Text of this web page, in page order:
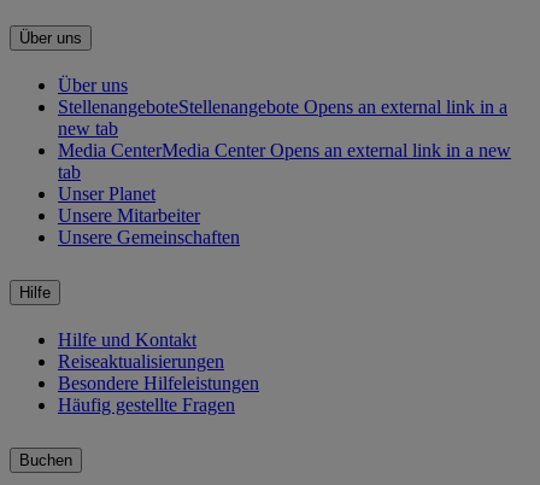
Über uns
Über uns
StellenangeboteStellenangebote Opens an external link in a
new tab
Media CenterMedia Center Opens an external link in a new
tab
Unser Planet
Unsere Mitarbeiter
Unsere Gemeinschaften
Hilfe
Hilfe und Kontakt
Reiseaktualisierungen
Besondere Hilfeleistungen
Häufig gestellte Fragen
Buchen